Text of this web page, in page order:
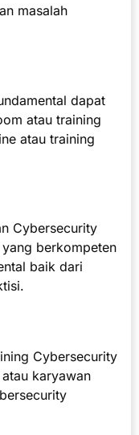
masalah
dapat
atau training
atau training
Cybersecurity
berkompeten
baik dari
Cybersecurity
karyawan